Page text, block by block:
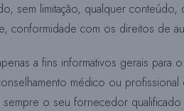
sem limitação, qualquer
conformidade com os direitos de
a fins informativos gerais para
médico ou
o seu fornecedor